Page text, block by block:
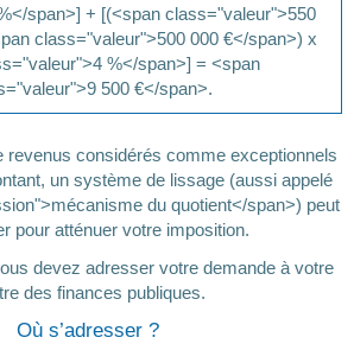
span>] + [(<span class="valeur">550
class="valeur">500 000 €</span>) x
%</span>] = <span
500 €</span>.
revenus considérés comme exceptionnels
un système de lissage (aussi appelé
du quotient</span>) peut
pour atténuer votre imposition.
devez adresser votre demande à votre
des finances publiques.
Où s’adresser ?